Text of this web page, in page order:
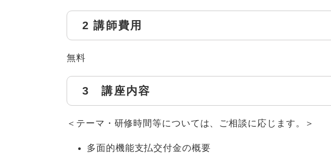
2 講師費用
無料
3 講座内容
＜テーマ・研修時間等については、ご相談に応じます。＞
多面的機能支払交付金の概要